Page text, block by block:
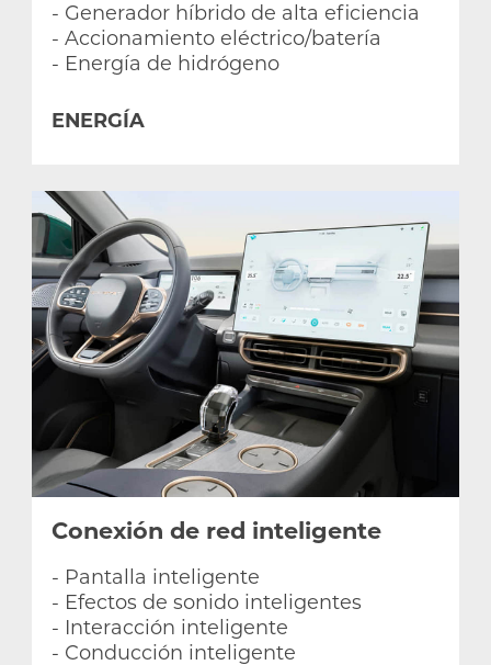
- Generador híbrido de alta eficiencia
- Accionamiento eléctrico/batería
- Energía de hidrógeno
ENERGÍA
Conexión de red inteligente
- Pantalla inteligente
- Efectos de sonido inteligentes
- Interacción inteligente
- Conducción inteligente